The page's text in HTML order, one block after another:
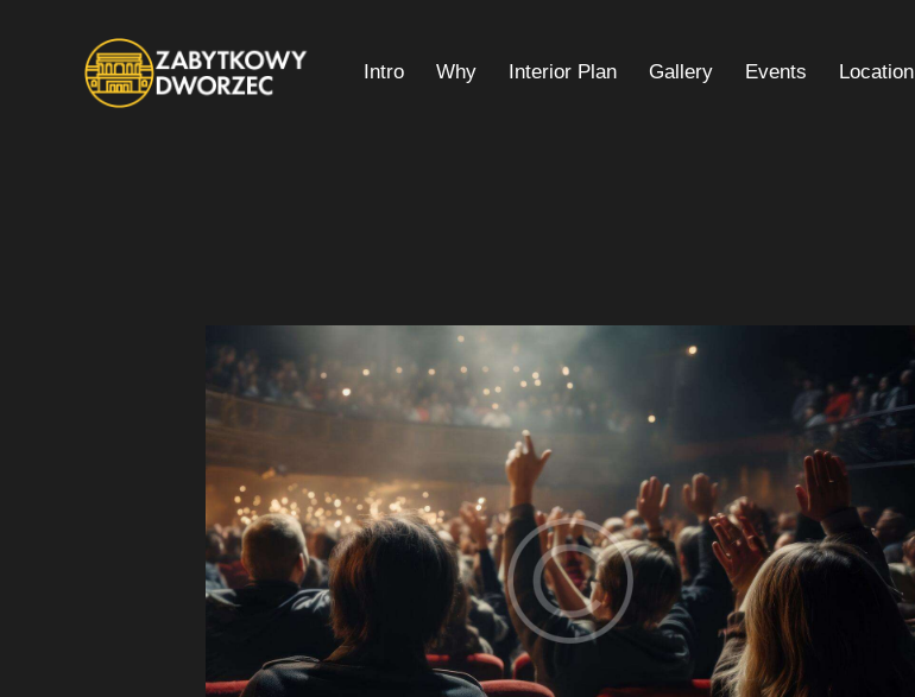
Intro Why Interior Plan Gallery Events Location